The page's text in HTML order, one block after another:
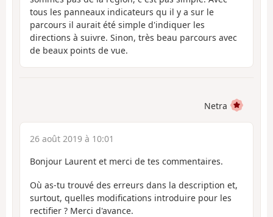
tous les panneaux indicateurs qu il y a sur le
parcours il aurait été simple d'indiquer les
directions à suivre. Sinon, très beau parcours avec
de beaux points de vue.
Netra
26 août 2019 à 10:01
Bonjour Laurent et merci de tes commentaires.
Où as-tu trouvé des erreurs dans la description et,
surtout, quelles modifications introduire pour les
rectifier ? Merci d'avance.